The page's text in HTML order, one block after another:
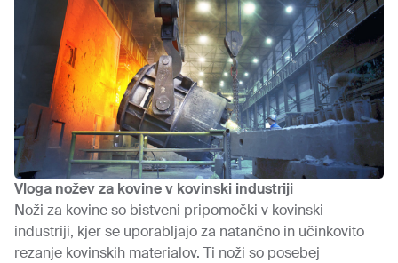
Vloga nožev za kovine v kovinski industriji
Noži za kovine so bistveni pripomočki v kovinski
industriji, kjer se uporabljajo za natančno in učinkovito
rezanje kovinskih materialov. Ti noži so posebej